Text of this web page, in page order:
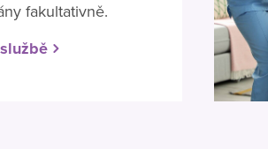
fakultativně.